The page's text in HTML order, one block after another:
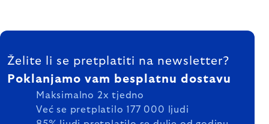
FOOTER
Želite li se pretplatiti na newsletter?
Poklanjamo vam besplatnu dostavu
Maksimalno 2x tjedno
Već se pretplatilo 177 000 ljudi